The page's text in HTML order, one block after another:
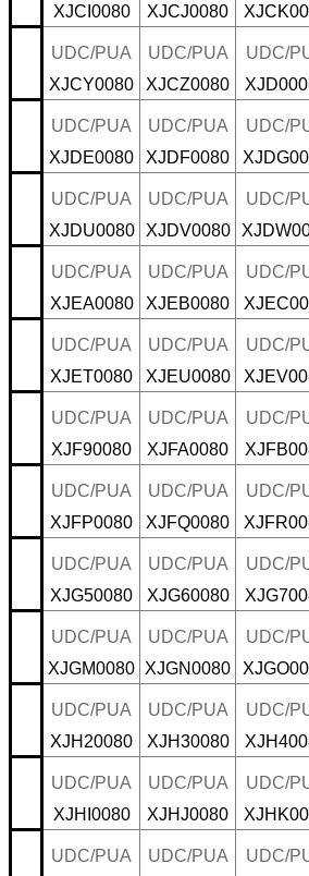
XJCI0080
XJCJ0080
UDC/PUA
XJCY0080
UDC/PUA
XJCZ0080
UDC/
UDC/PUA
XJDE0080
UDC/PUA
XJDF0080
UDC/
UDC/PUA
XJDU0080
UDC/PUA
XJDV0080
UDC/
UDC/PUA
XJEA0080
UDC/PUA
XJEB0080
UDC/
UDC/PUA
XJET0080
UDC/PUA
XJEU0080
UDC/
UDC/PUA
XJF90080
UDC/PUA
XJFA0080
UDC/
UDC/PUA
XJFP0080
UDC/PUA
XJFQ0080
UDC/
UDC/PUA
XJG50080
UDC/PUA
XJG60080
UDC/
UDC/PUA
XJGM0080
UDC/PUA
XJGN0080
UDC/
UDC/PUA
XJH20080
UDC/PUA
XJH30080
UDC/
UDC/PUA
XJHI0080
UDC/PUA
XJHJ0080
UDC/
UDC/PUA
UDC/PUA
UDC/